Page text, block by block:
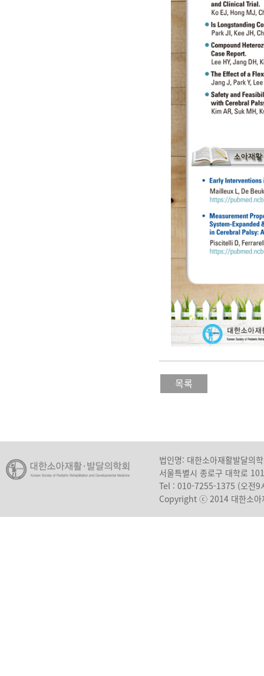
목록
법인명: 대한소아재활발달의
서울특별시 종로구 대학로
Tel : 010-7255-1375 (오전9
Copyright ⓒ 2014 대한소아